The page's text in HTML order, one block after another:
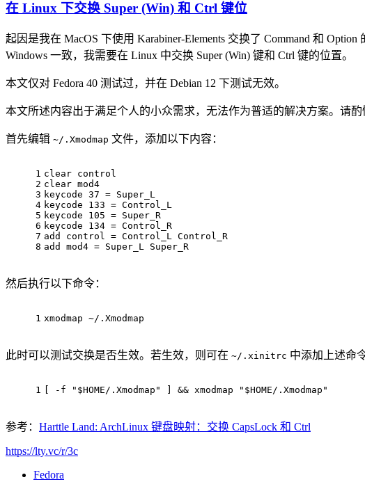
在 Linux 下交换 Super (Win) 和 Ctrl 键位
起因是我在 MacOS 下使用 Karabiner-Elements 交换了 Command 和
Windows 一致，我需要在 Linux 中交换 Super (Win) 键和 Ctrl 键的位置。
本文仅对 Fedora 40 测试过，并在 Debian 12 下测试无效。
本文所述内容出于满足个人的小众需求，无法作为普适的解决方案。请酌
首先编辑 ~/.Xmodmap 文件，添加以下内容：
1
2
3
4
5
6
7
8
clear control
clear mod4
keycode 37 = Super_L
keycode 133 = Control_L
keycode 105 = Super_R
keycode 134 = Control_R
add control = Control_L Control_R
add mod4 = Super_L Super_R
然后执行以下命令：
1 xmodmap ~/.Xmodmap
此时可以测试交换是否生效。若生效，则可在 ~/.xinitrc 中添加上述命
1 [ -f " $HOME/.Xmodmap" ] && xmodmap " $HOME/.Xmodmap"
参考： Harttle Land: ArchLinux 键盘映射：交换 CapsLock 和 Ctrl
https://lty.vc/r/3c
Fedora